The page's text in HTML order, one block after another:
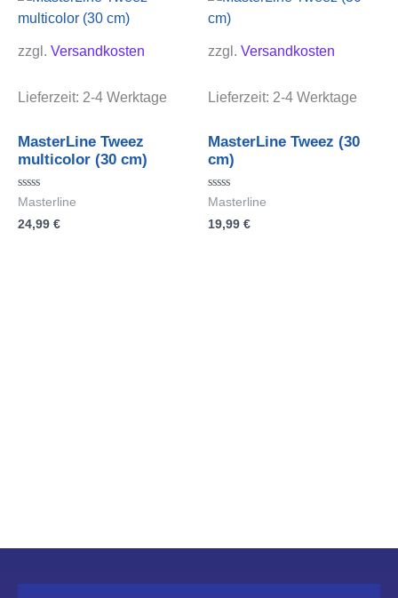
zzgl. Versandkosten
Lieferzeit: 2-4 Werktage
MasterLine Tweez
multicolor (30 cm)
Bewertet
0
Masterline
24,99 €
zzgl. Versandkosten
Lieferzeit: 2-4 Werktage
MasterLine Tweez (30
cm)
Bewertet
0
Masterline
19,99 €